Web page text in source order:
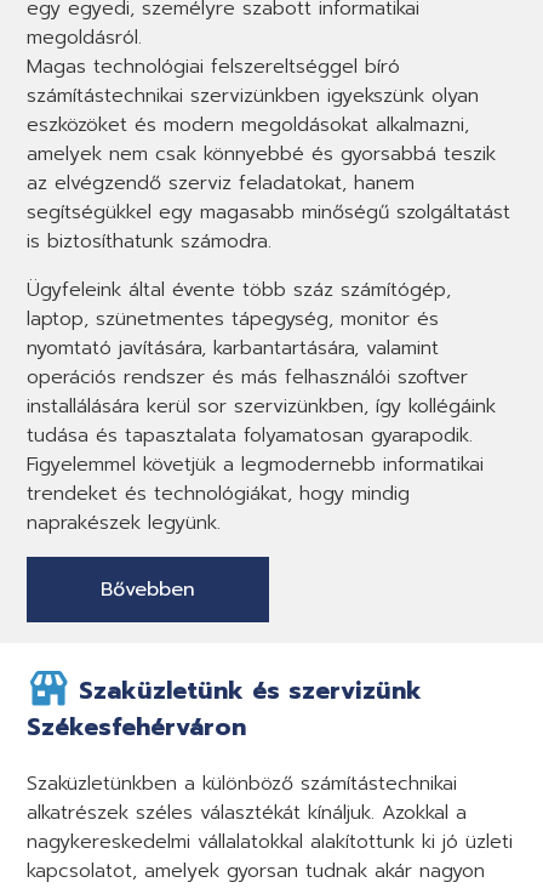
egy egyedi, személyre szabott informatikai
megoldásról.
Magas technológiai felszereltséggel bíró
számítástechnikai szervizünkben igyekszünk olyan
eszközöket és modern megoldásokat alkalmazni,
amelyek nem csak könnyebbé és gyorsabbá teszik
az elvégzendő szerviz feladatokat, hanem
segítségükkel egy magasabb minőségű szolgáltatást
is biztosíthatunk számodra.
Ügyfeleink által évente több száz számítógép,
laptop, szünetmentes tápegység, monitor és
nyomtató javítására, karbantartására, valamint
operációs rendszer és más felhasználói szoftver
installálására kerül sor szervizünkben, így kollégáink
tudása és tapasztalata folyamatosan gyarapodik.
Figyelemmel követjük a legmodernebb informatikai
trendeket és technológiákat, hogy mindig
naprakészek legyünk.
Bővebben
Szaküzletünk és szervizünk
Székesfehérváron
Szaküzletünkben a különböző számítástechnikai
alkatrészek széles választékát kínáljuk. Azokkal a
nagykereskedelmi vállalatokkal alakítottunk ki jó üzleti
kapcsolatot, amelyek gyorsan tudnak akár nagyon